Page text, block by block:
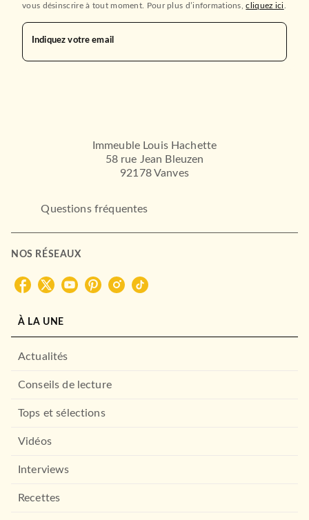
vous désinscrire à tout moment. Pour plus d’informations,cliquez ici
Indiquez votre email
Immeuble Louis Hachette
58 rue Jean Bleuzen
92178 Vanves
Questions fréquentes
NOS RÉSEAUX
À LA UNE
Actualités
Conseils de lecture
Tops et sélections
Vidéos
Interviews
Recettes